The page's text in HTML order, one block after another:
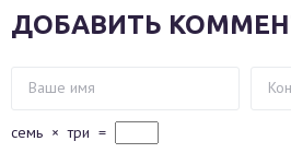
ДОБАВИТЬ
семь × три =